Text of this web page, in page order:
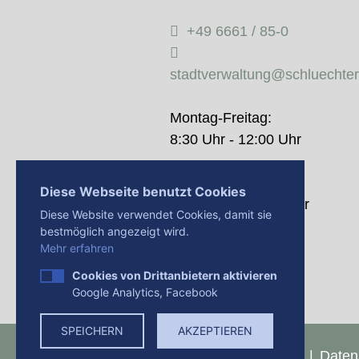
+49 6661 / 85-0
Montag-Freitag:
8:30 Uhr - 12:00 Uhr
Donnerstag:
14:00 Uhr - 18:00 Uhr
Diese Webseite benutzt Cookies
Diese Website verwendet Cookies, damit sie
bestmöglich angezeigt wird.
Mehr erfahren
Cookies von Drittanbietern aktivieren
Google Analytics, Facebook
SPEICHERN AKZEPTIEREN